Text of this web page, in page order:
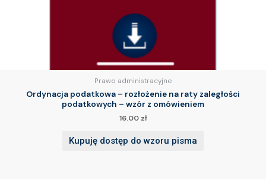
Prawo administracyjne
Ordynacja podatkowa – rozłożenie na raty zaległości
podatkowych – wzór z omówieniem
16.00 zł
Kupuję dostęp do wzoru pisma